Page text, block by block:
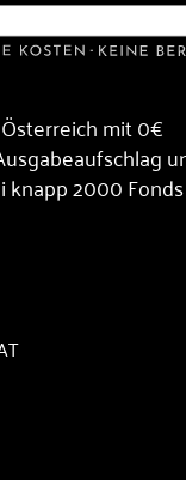
mit 0€
2000